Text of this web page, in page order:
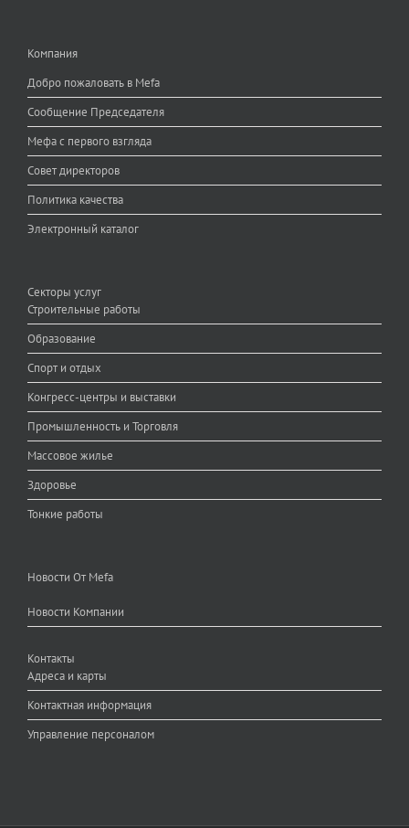
Компания
Добро пожаловать в Mefa
Сообщение Председателя
Мефа с первого взгляда
Совет директоров
Политика качества
Электронный каталог
Секторы услуг
Строительные работы
Образование
Спорт и отдых
Конгресс-центры и выставки
Промышленность и Торговля
Массовое жилье
Здоровье
Тонкие работы
Новости От Mefa
Новости Компании
Контакты
Адреса и карты
Контактная информация
Управление персоналом